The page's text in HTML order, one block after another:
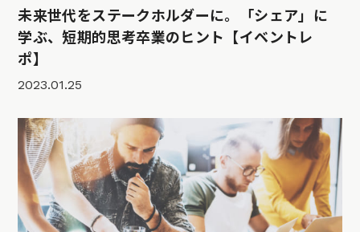
未来世代をステークホルダーに。「シェア」に
学ぶ、短期的思考卒業のヒント【イベントレ
ポ】
2023.01.25